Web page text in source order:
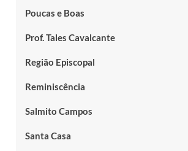
Poucas e Boas
Prof. Tales Cavalcante
Região Episcopal
Reminiscência
Salmito Campos
Santa Casa